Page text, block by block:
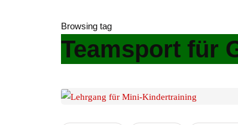
Browsing tag
Teamsport für